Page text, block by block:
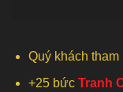
Quý khách tham
+25 bức Tranh